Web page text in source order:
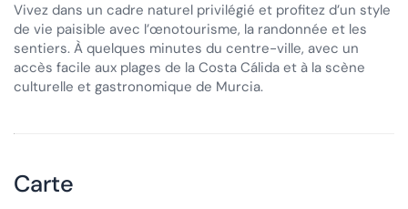
Vivez dans un cadre naturel privilégié et profitez d’un style
de vie paisible avec l’œnotourisme, la randonnée et les
sentiers. À quelques minutes du centre-ville, avec un
accès facile aux plages de la Costa Cálida et à la scène
culturelle et gastronomique de Murcia.
Carte